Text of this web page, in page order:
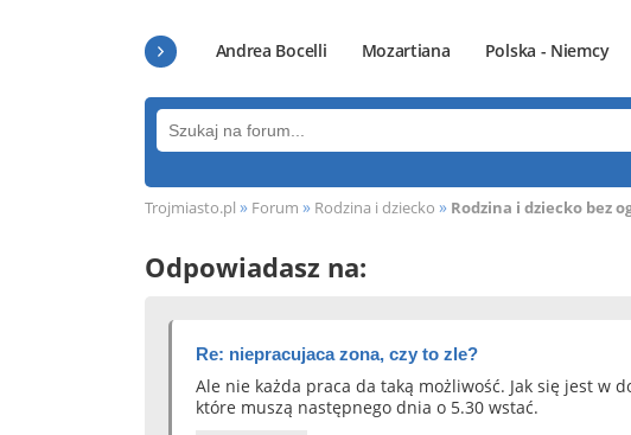
Andrea Bocelli Mozartiana Polska - Niemcy
Trojmiasto.pl » Forum » Rodzina i dziecko » Rodzina i dziecko bez
Odpowiadasz na:
Re: niepracujaca zona, czy to zle?
Ale nie każda praca da taką możliwość. Jak się jest w
które muszą następnego dnia o 5.30 wstać.